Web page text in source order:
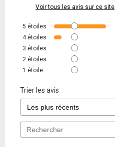
Voir tous les avis sur ce site
5 étoiles
4 étoiles
3 étoiles
2 étoiles
1 étoile
Trier les avis